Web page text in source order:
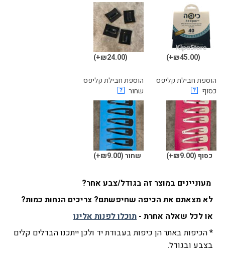
(₪45.00+)
(₪24.00+)
הוספת חבילת קליפס
כסוף
?
כסוף(₪9.00+)
הוספת חבילת קליפס
שחור
?
שחור(₪9.00+)
מעוניינים במוצר זה בגודל/צבע אחר?
לא מצאתם את הכיפה שחיפשתם? צריכים הנחות כמות?
או לכל שאלה אחרת - תוכלו לפנות אלינו
* הכיפות באתר הן כיפות בעבודת יד ולכן ייתכנו הבדלים קלים
בצבע ובגודל.